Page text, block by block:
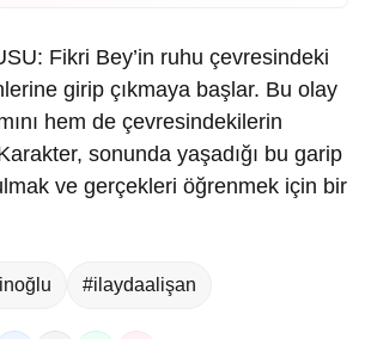
Fikri Bey’in ruhu çevresindeki
girip çıkmaya başlar. Bu olay
hem de çevresindekilerin
sonunda yaşadığı bu garip
ve gerçekleri öğrenmek için bir
#ilaydaalişan